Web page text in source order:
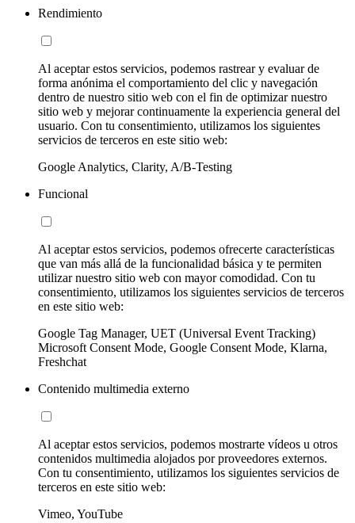
Rendimiento
Al aceptar estos servicios, podemos rastrear y evaluar de
forma anónima el comportamiento del clic y navegación
dentro de nuestro sitio web con el fin de optimizar nuestro
sitio web y mejorar continuamente la experiencia general del
usuario. Con tu consentimiento, utilizamos los siguientes
servicios de terceros en este sitio web:
Google Analytics, Clarity, A/B-Testing
Funcional
Al aceptar estos servicios, podemos ofrecerte características
que van más allá de la funcionalidad básica y te permiten
utilizar nuestro sitio web con mayor comodidad. Con tu
consentimiento, utilizamos los siguientes servicios de terceros
en este sitio web:
Google Tag Manager, UET (Universal Event Tracking)
Microsoft Consent Mode, Google Consent Mode, Klarna,
Freshchat
Contenido multimedia externo
Al aceptar estos servicios, podemos mostrarte vídeos u otros
contenidos multimedia alojados por proveedores externos.
Con tu consentimiento, utilizamos los siguientes servicios de
terceros en este sitio web:
Vimeo, YouTube